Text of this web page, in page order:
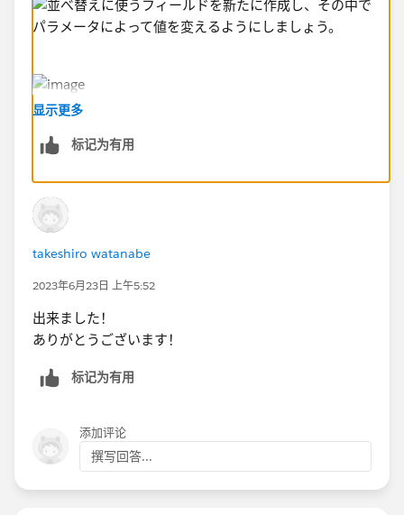
显示更多
标记为有用
takeshiro watanabe
2023年6月23日 上午5:52
出来ました！
ありがとうございます！
标记为有用
添加评论
撰写回答...